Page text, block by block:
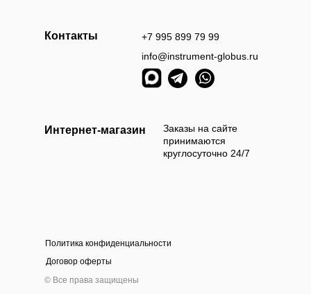
наличными
и самостоятельно выбрать и оплатить
Заказы на сайте
принимаются
круглосуточно 24/7
Контакты
+7 995 899 79 99
info@instrument-globus.ru
Интернет-магазин
© Все права защищены
Политика конфиденциальности
Договор оферты